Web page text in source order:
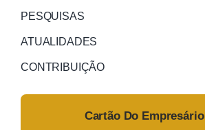
PESQUISAS
ATUALIDADES
CONTRIBUIÇÃO
Cartão Do Empresário